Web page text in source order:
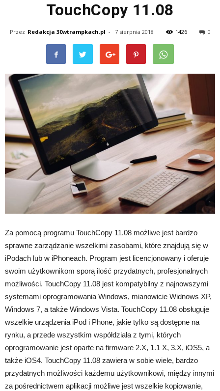
TouchCopy 11.08
Przez Redakcja 30wtrampkach.pl - 7 sierpnia 2018 1426 0
Za pomocą programu TouchCopy 11.08 możliwe jest bardzo
sprawne zarządzanie wszelkimi zasobami, które znajdują się w
iPodach lub w iPhoneach. Program jest licencjonowany i oferuje
swoim użytkownikom sporą ilość przydatnych, profesjonalnych
możliwości. TouchCopy 11.08 jest kompatybilny z najnowszymi
systemami oprogramowania Windows, mianowicie Widnows XP,
Windows 7, a także Windows Vista. TouchCopy 11.08 obsługuje
wszelkie urządzenia iPod i Phone, jakie tylko są dostępne na
rynku, a przede wszystkim współdziała z tymi, których
oprogramowanie jest oparte na firmware 2.X, 1.1 X, 3.X, iOS5, a
także iOS4. TouchCopy 11.08 zawiera w sobie wiele, bardzo
przydatnych możliwości każdemu użytkownikowi, między innymi
za pośrednictwem aplikacji możliwe jest wszelkie kopiowanie,